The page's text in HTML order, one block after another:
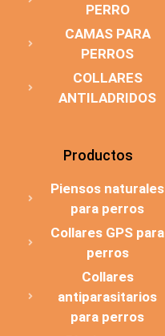
PERRO
CAMAS PARA
PERROS
COLLARES
ANTILADRIDOS
Productos
Piensos naturales
para perros
Collares GPS para
perros
Collares
antiparasitarios
para perros